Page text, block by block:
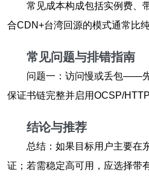
常见成本构成包括实例费、
合CDN+台湾回源的模式通常比
常见问题与排错指南
问题一：访问慢或丢包——
保证书链完整并启用OCSP/
结论与推荐
总结：如果目标用户主要在
证；若需稳定高可用，应选择带